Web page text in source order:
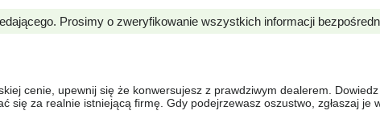
Prosimy o zweryfikowanie wszystkich informacji
cenie, upewnij się że konwersujesz z prawdziwym dealerem.
się za realnie istniejącą firmę. Gdy podejrzewasz oszustwo, zgłaszaj je